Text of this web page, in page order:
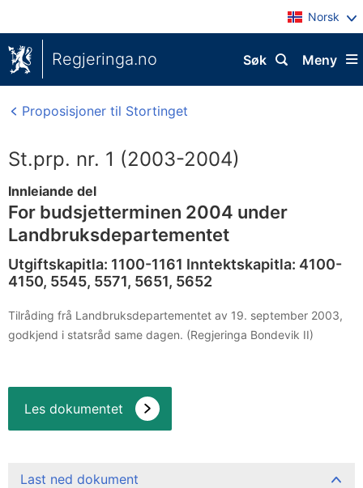
Norsk
Regjeringa.no Meny
Søk
Proposisjoner til Stortinget
St.prp. nr. 1 (2003-2004)
Innleiande del
For budsjetterminen 2004 under
Landbruksdepartementet
Utgiftskapitla: 1100-1161 Inntektskapitla: 4100-
4150, 5545, 5571, 5651, 5652
Tilråding frå Landbruksdepartementet av 19. september 2003,
godkjend i statsråd same dagen. (Regjeringa Bondevik II)
Les dokumentet
Last ned dokument